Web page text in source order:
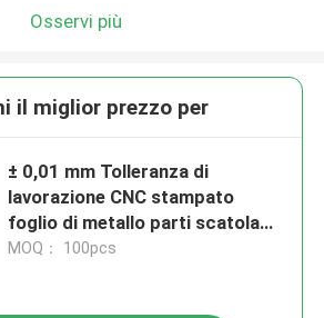
Osservi più
il miglior prezzo per
± 0,01 mm Tolleranza di
lavorazione CNC stampato
foglio di metallo parti scatola
per applicazioni di precisione
MOQ： 100pcs